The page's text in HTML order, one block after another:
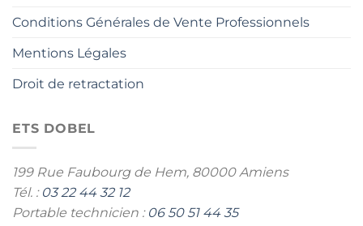
Conditions Générales de Vente Professionnels
Mentions Légales
Droit de retractation
ETS DOBEL
199 Rue Faubourg de Hem, 80000 Amiens
Tél. : 03 22 44 32 12
Portable technicien : 06 50 51 44 35